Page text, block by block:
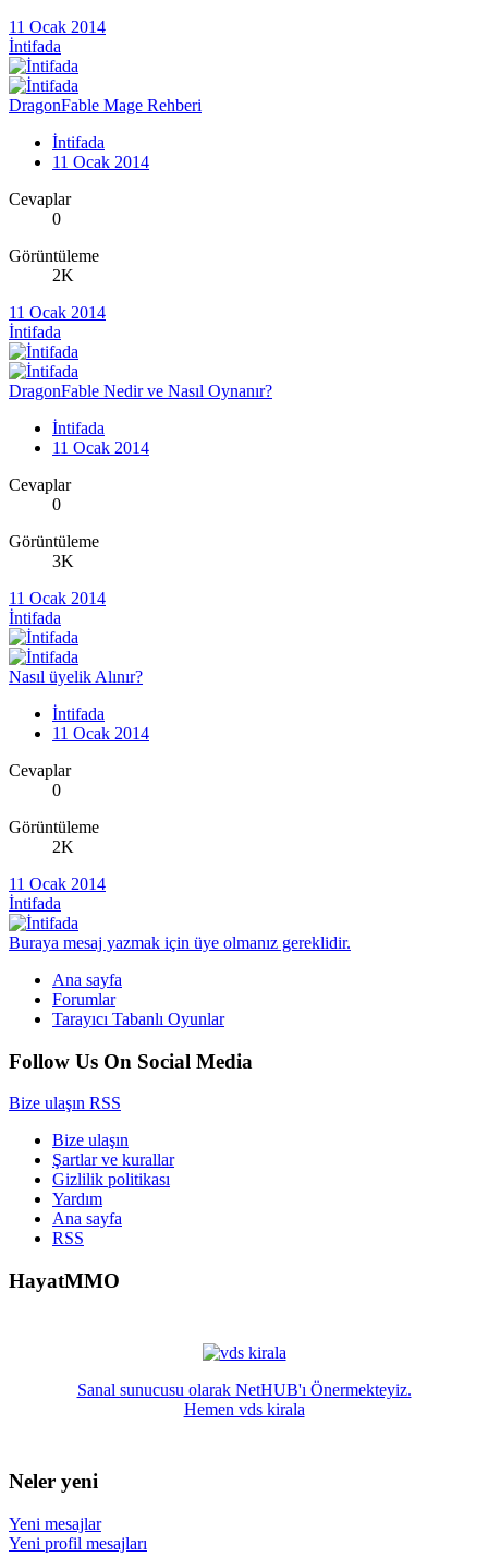
11 Ocak 2014
İntifada
DragonFable Mage Rehberi
İntifada
11 Ocak 2014
Cevaplar
0
Görüntüleme
2K
11 Ocak 2014
İntifada
DragonFable Nedir ve Nasıl Oynanır?
İntifada
11 Ocak 2014
Cevaplar
0
Görüntüleme
3K
11 Ocak 2014
İntifada
Nasıl üyelik Alınır?
İntifada
11 Ocak 2014
Cevaplar
0
Görüntüleme
2K
11 Ocak 2014
İntifada
Buraya mesaj yazmak için üye olmanız gereklidir.
Ana sayfa
Forumlar
Tarayıcı Tabanlı Oyunlar
Follow Us On Social Media
Bize ulaşın RSS
Bize ulaşın
Şartlar ve kurallar
Gizlilik politikası
Yardım
Ana sayfa
RSS
HayatMMO
Sanal sunucusu olarak NetHUB'ı Önermekteyiz.
Hemen vds kirala
Neler yeni
Yeni mesajlar
Yeni profil mesajları